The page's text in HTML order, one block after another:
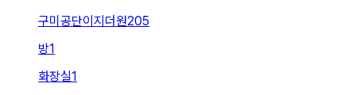
구미공단이지더원205
방1
화장실1